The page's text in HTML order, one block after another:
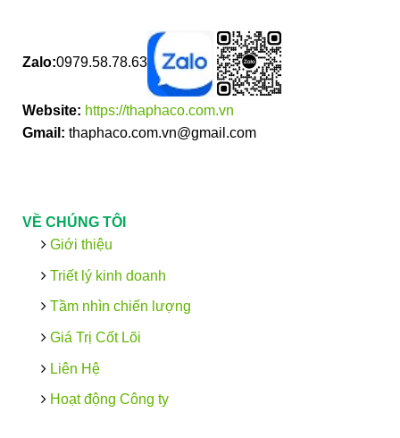
Zalo:0979.58.78.63
Website: https://thaphaco.com.vn
Gmail: thaphaco.com.vn@gmail.com
VỀ CHÚNG TÔI
Giới thiệu
Triết lý kinh doanh
Tầm nhìn chiến lượng
Giá Trị Cốt Lõi
Liên Hệ
Hoạt động Công ty